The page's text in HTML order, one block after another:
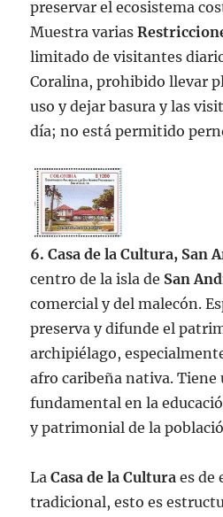
preservar el ecosistema
Muestra varias
limitado de visitantes
Coralina, prohibido llevar
uso y dejar basura y las
día; no está permitido
6. Casa de la Cultura, San
centro de la isla de San
comercial y del malecón.
preserva y difunde el
archipiélago,
afro caribeña nativa. Tiene
fundamental en la
y patrimonial de la
LaCasa de la Cultura es de
tradicional, esto es